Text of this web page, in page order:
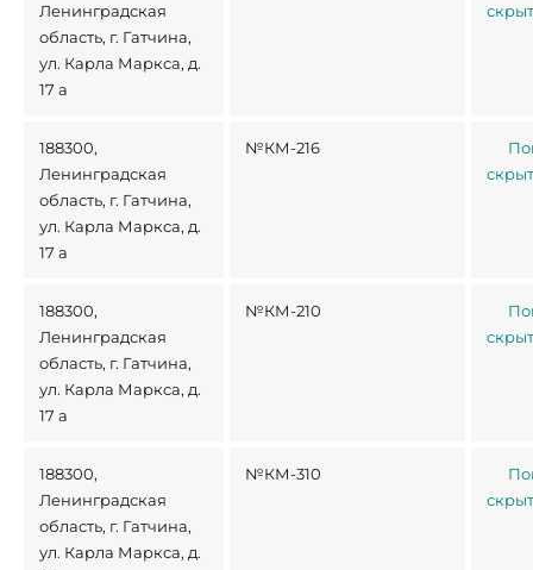
Ленинградская
область, г. Гатчина,
ул. Карла Маркса, д.
17 а
188300,
Ленинградская
область, г. Гатчина,
ул. Карла Маркса, д.
17 а
№КМ-216
188300,
Ленинградская
область, г. Гатчина,
ул. Карла Маркса, д.
17 а
№КМ-210
188300,
Ленинградская
область, г. Гатчина,
ул. Карла Маркса, д.
№КМ-310